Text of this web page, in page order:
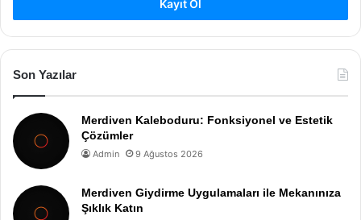
Kayıt Ol
Son Yazılar
Merdiven Kaleboduru: Fonksiyonel ve Estetik
Çözümler
Admin 9 Ağustos 2026
Merdiven Giydirme Uygulamaları ile Mekanınıza
Şıklık Katın